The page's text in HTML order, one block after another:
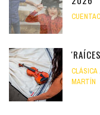
CLÁSICA
MARTÍN